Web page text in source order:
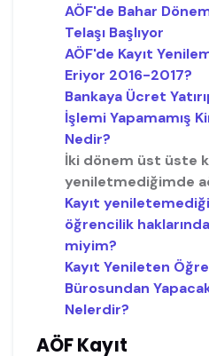
AÖF'de Bahar
Telaşı Başlıyor
AÖF'de Kayıt
Eriyor 2016-2017?
Bankaya Ücret
İşlemi Yapamamış
Nedir?
İki dönem üst üste
yeniletmediğimde
Kayıt
öğrencilik
miyim?
Kayıt Yenileten
Bürosundan
Nelerdir?
AÖF Kayıt